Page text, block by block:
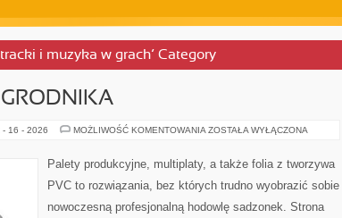
i muzyka w grach’ Category
- 16 - 2026 MOŻLIWOŚĆ KOMENTOWANIA KALENDARZ
ZOSTAŁA WYŁĄCZONA
Palety produkcyjne, multiplaty, a także folia z tworzywa
PVC to rozwiązania, bez których trudno wyobrazić sobie
nowoczesną profesjonalną hodowlę sadzonek. Strona